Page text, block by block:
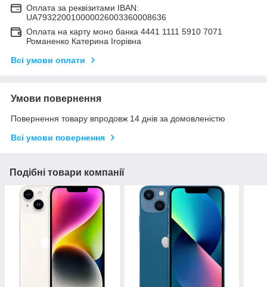
Оплата за реквізитами IBAN:
UA793220010000026003360008636
Оплата на карту моно банка 4441 1111 5910 7071
Романенко Катерина Ігорівна
Всі умови оплати
Умови повернення
Повернення товару впродовж 14 днів за домовленістю
Всі умови повернення
Подібні товари компанії